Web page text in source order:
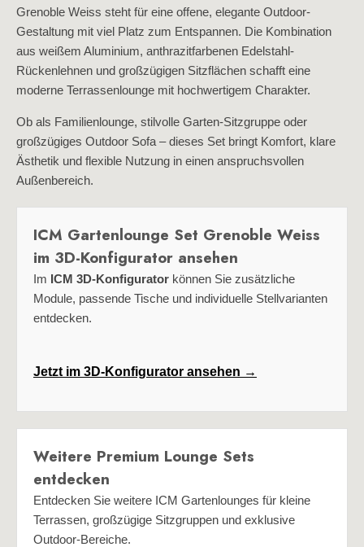
Grenoble Weiss steht für eine offene, elegante Outdoor-
Gestaltung mit viel Platz zum Entspannen. Die Kombination
aus weißem Aluminium, anthrazitfarbenen Edelstahl-
Rückenlehnen und großzügigen Sitzflächen schafft eine
moderne Terrassenlounge mit hochwertigem Charakter.
Ob als Familienlounge, stilvolle Garten-Sitzgruppe oder
großzügiges Outdoor Sofa – dieses Set bringt Komfort, klare
Ästhetik und flexible Nutzung in einen anspruchsvollen
Außenbereich.
ICM Gartenlounge Set Grenoble Weiss
im 3D-Konfigurator ansehen
Im ICM 3D-Konfigurator können Sie zusätzliche
Module, passende Tische und individuelle Stellvarianten
entdecken.
Jetzt im 3D-Konfigurator ansehen →
Weitere Premium Lounge Sets
entdecken
Entdecken Sie weitere ICM Gartenlounges für kleine
Terrassen, großzügige Sitzgruppen und exklusive
Outdoor-Bereiche.